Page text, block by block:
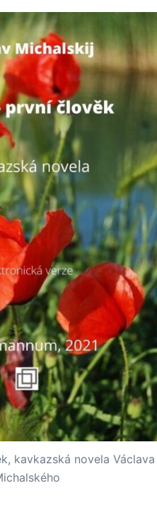
kavkazská novela Václava